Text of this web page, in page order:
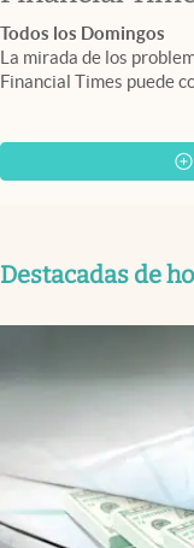
Todos los Domingos
La mirada de los
Financial Times puede
Destacadas de